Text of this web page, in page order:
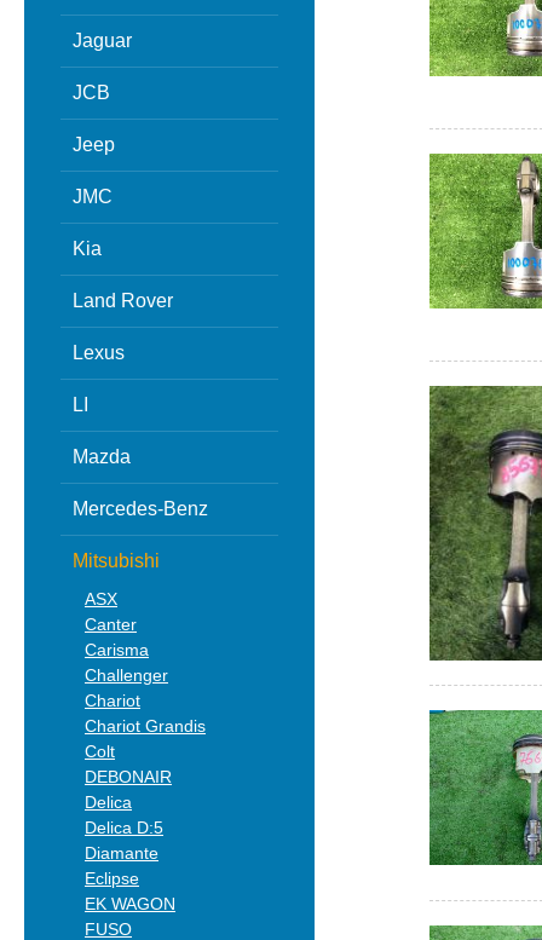
Jaguar
JCB
Jeep
JMC
Kia
Land Rover
Lexus
LI
Mazda
Mercedes-Benz
Mitsubishi
ASX
Canter
Carisma
Challenger
Chariot
Chariot Grandis
Colt
DEBONAIR
Delica
Delica D:5
Diamante
Eclipse
EK WAGON
FUSO